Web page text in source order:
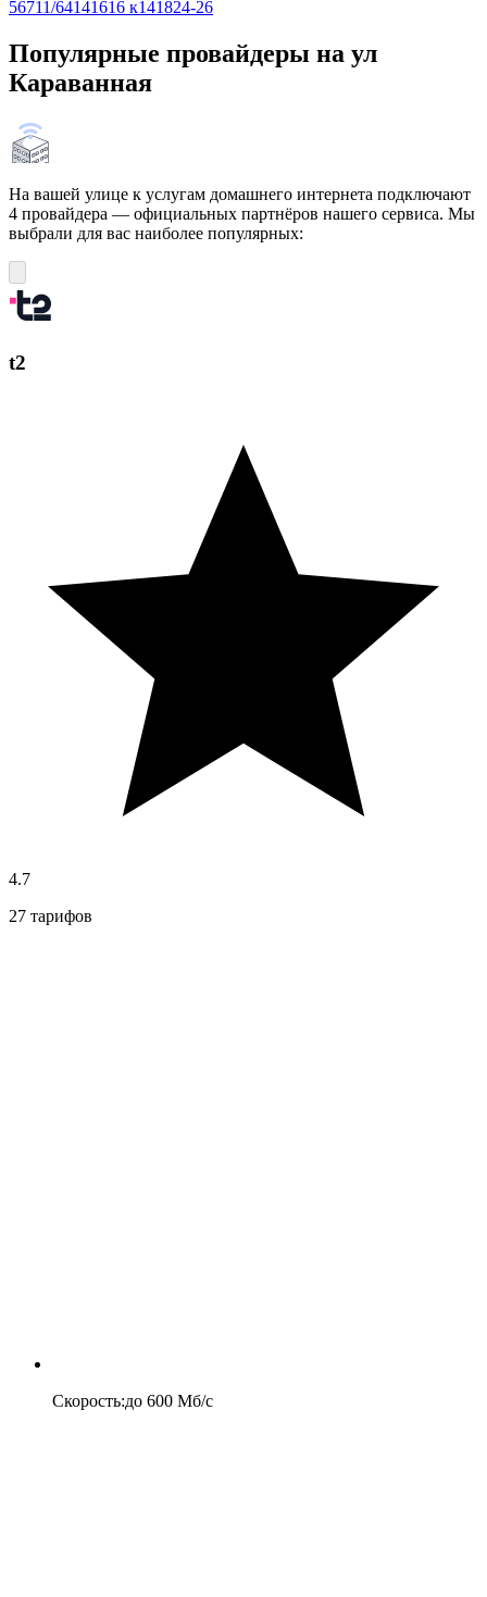
56711/64141616 к141824-26
Популярные провайдеры на ул
Караванная
На вашей улице к услугам домашнего интернета подключают
4 провайдера — официальных партнёров нашего сервиса. Мы
выбрали для вас наиболее популярных:
t2
4.7
27 тарифов
Скорость:до 600 Мб/c